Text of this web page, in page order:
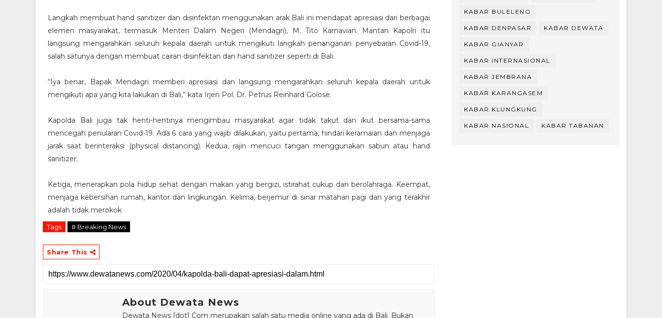
Langkah membuat hand sanitizer dan disinfektan menggunakan arak Bali ini mendapat apresiasi dari berbagai
elemen masyarakat, termasuk Menteri Dalam Negeri (Mendagri), M. Tito Karnavian. Mantan Kapolri itu
langsung mengarahkan seluruh kepala daerah untuk mengikuti langkah penanganan penyebaran Covid-19,
salah satunya dengan membuat cairan disinfektan dan hand sanitizer seperti di Bali.
“Iya benar, Bapak Mendagri memberi apresiasi dan langsung mengarahkan seluruh kepala daerah untuk
mengikuti apa yang kita lakukan di Bali,” kata Irjen Pol. Dr. Petrus Reinhard Golose.
Kapolda Bali juga tak henti-hentinya mengimbau masyarakat agar tidak takut dan ikut bersama-sama
mencegah penularan Covid-19. Ada 6 cara yang wajib dilakukan, yaitu pertama, hindari keramaian dan menjaga
jarak saat berinteraksi (physical distancing). Kedua, rajin mencuci tangan menggunakan sabun atau hand
sanitizer.
Ketiga, menerapkan pola hidup sehat dengan makan yang bergizi, istirahat cukup dan berolahraga. Keempat,
menjaga kebersihan rumah, kantor dan lingkungan. Kelima, berjemur di sinar matahari pagi dan yang terakhir
adalah tidak merokok
Tags # Breaking News
Share This
About Dewata News
Dewata News [dot] Com merupakan salah satu media online yang ada di Bali. Bukan
KABAR BULELENG
KABAR DENPASAR KABAR DEWATA
KABAR GIANYAR
KABAR INTERNASIONAL
KABAR JEMBRANA
KABAR KARANGASEM
KABAR KLUNGKUNG
KABAR NASIONAL KABAR TABANAN